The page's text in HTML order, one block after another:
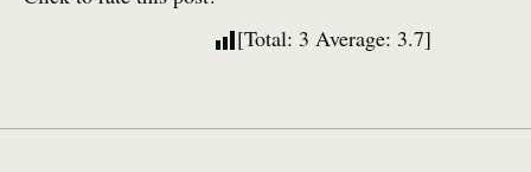
[Total: 3 Average: 3.7]